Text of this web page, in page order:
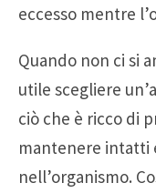
eccesso mentre
Quando non ci si
utile scegliere
ciò che è ricco di
mantenere intatti
nell’organismo.